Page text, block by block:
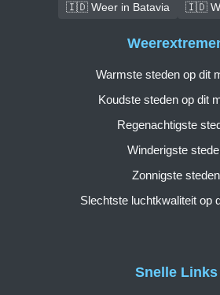
🇮🇩 Weer in Batavia
🇮🇩
Snelle Links
Warmste steden op dit
Koudste steden op dit
Regenachtigste
Winderigste
Zonnigste steden
Slechtste luchtkwaliteit op